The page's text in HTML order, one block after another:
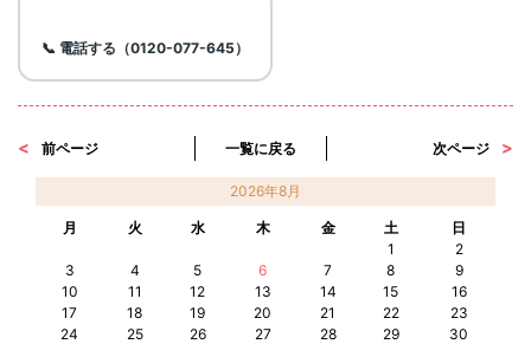
📞 電話する（0120-077-645）
前ページ 一覧に戻る 次ページ
2026年8月
月 火 水 木 金 土
日
1
2
3
4 5 6 7 8
9
10
11 12 13 14 15
16
17
18 19 20 21 22
23
24
25 26 27 28 29
30